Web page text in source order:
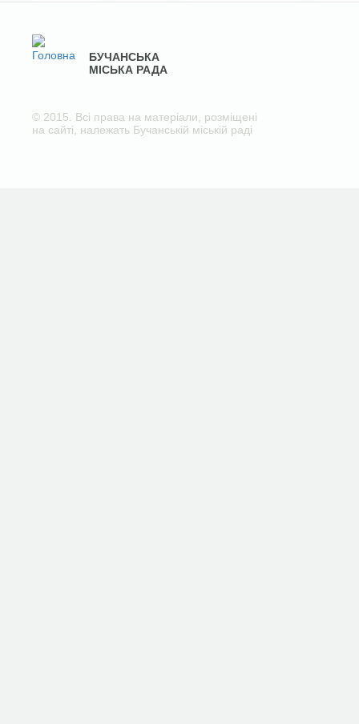
БУЧАНСЬКА
МІСЬКА РАДА
© 2015. Всі права на матеріали, розміщені
на сайті, належать Бучанській міській раді